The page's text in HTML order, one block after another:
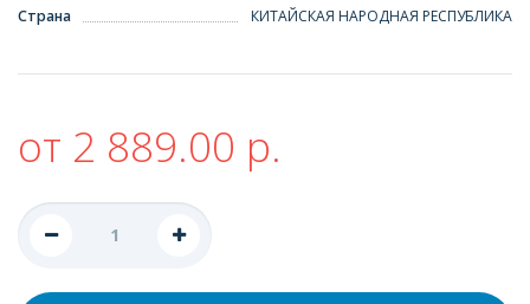
Страна
КИТАЙСКАЯ НАРОДНАЯ РЕСПУБЛИКА
от 2 889.00 р.